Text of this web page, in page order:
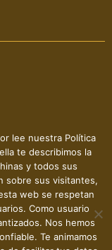
Familia - 2022
lee nuestra Política
te describimos la
y todos sus
sobre sus visitantes,
web se respetan
Como usuario
Nos hemos
Te animamos